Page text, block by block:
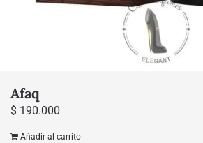
Afaq
$ 190.000
Añadir al carrito